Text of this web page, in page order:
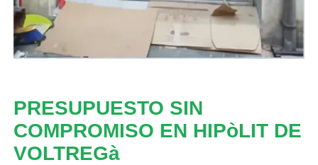
PRESUPUESTO SIN
COMPROMISO EN HIPòLIT DE
VOLTREGà